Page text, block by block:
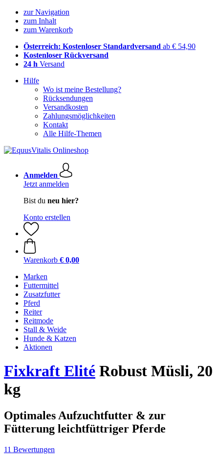
zur Navigation
zum Inhalt
zum Warenkorb
Österreich: Kostenloser Standardversand ab € 54,90
Kostenloser Rückversand
24 h Versand
Hilfe
Wo ist meine Bestellung?
Rücksendungen
Versandkosten
Zahlungsmöglichkeiten
Kontakt
Alle Hilfe-Themen
Anmelden
Jetzt anmelden
Bist du neu hier?
Konto erstellen
Warenkorb € 0,00
Marken
Futtermittel
Zusatzfutter
Pferd
Reiter
Reitmode
Stall & Weide
Hunde & Katzen
Aktionen
Fixkraft Elité Robust Müsli, 20
kg
Optimales Aufzuchtfutter & zur
Fütterung leichtfüttriger Pferde
11 Bewertungen